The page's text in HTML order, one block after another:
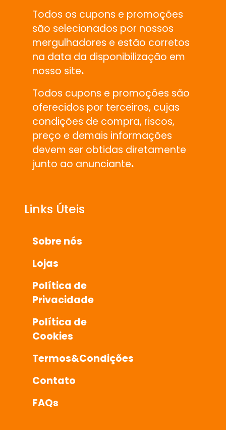
Todos os cupons e promoções
são selecionados por nossos
mergulhadores e estão corretos
na data da disponibilização em
nosso site.
Todos cupons e promoções são
oferecidos por terceiros, cujas
condições de compra, riscos,
preço e demais informações
devem ser obtidas diretamente
junto ao anunciante.
Links Úteis
Sobre nós
Lojas
Política de
Privacidade
Política de
Cookies
Termos&Condições
Contato
FAQs